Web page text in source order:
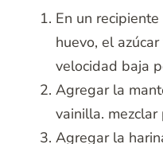
En un
huevo, el
velocidad baja
Agregar la
vainilla.
Agregar la